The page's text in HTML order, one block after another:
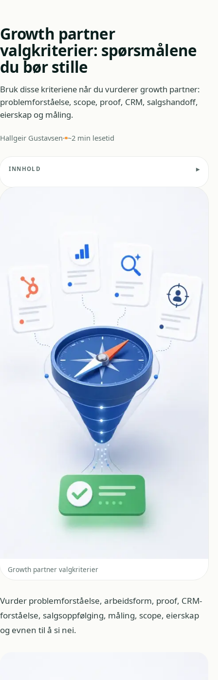
Growth partner
valgkriterier: spørsmålene
du bør stille
Bruk disse kriteriene når du vurderer growth partner:
problemforståelse, scope, proof, CRM, salgshandoff,
eierskap og måling.
Hallgeir Gustavsen· ~2 min lesetid
Growth partner valgkriterier
Vurder problemforståelse, arbeidsform, proof, CRM-
forståelse, salgsoppfølging, måling, scope, eierskap
og evnen til å si nei.
INNHOLD